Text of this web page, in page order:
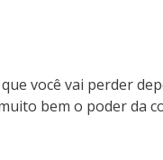
você vai perder
bem o poder da